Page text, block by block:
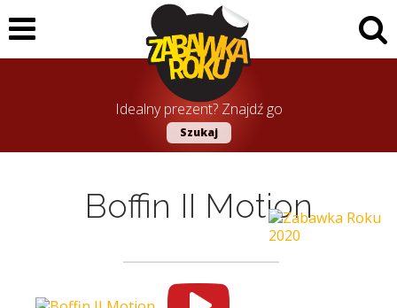
Idealny prezent? Znajdź go
Szukaj
Boffin II Motion